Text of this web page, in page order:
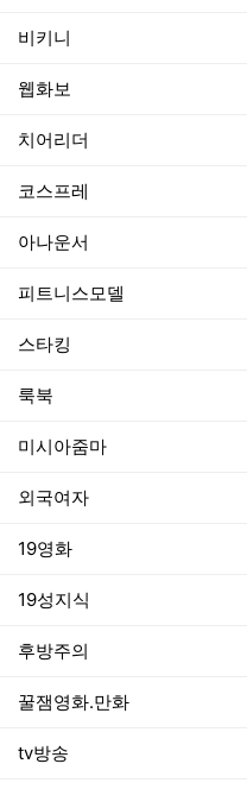
비키니
웹화보
치어리더
코스프레
아나운서
피트니스모델
스타킹
룩북
미시아줌마
외국여자
19영화
19성지식
후방주의
꿀잼영화.만화
tv방송